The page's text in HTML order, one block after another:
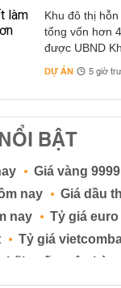
Khu đô thị
tổng vốn hơn
được UBND
DỰ ÁN 5 giờ
BẬT
Giá vàng 9999
nay
Giá dầu
nay
Tỷ giá euro
Tỷ giá
Lãi suất ngân hàng
Lãi suất tiền